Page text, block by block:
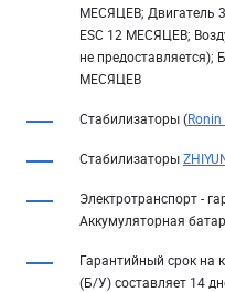
МЕСЯЦЕВ; Двигатель
ESC 12 МЕСЯЦЕВ;
не предоставляется);
МЕСЯЦЕВ
Стабилизаторы (
Стабилизаторы
Электротранспорт -
Аккумуляторная
Гарантийный срок на
(Б/У) составляет 14